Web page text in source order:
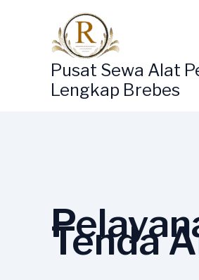
Pusat Sewa Alat
Lengkap Brebes
Tenda